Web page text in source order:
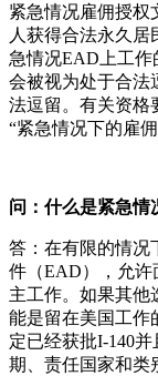
紧急情况雇佣授权
人获得合法永久
急情况EAD上工作
会被视为处于合法
法逗留。有关资格
“紧急情况下的雇佣
问：什么是紧急情
答：在有限的情况
件（EAD），允许
主工作。如果其他
能是留在美国工作
定已经获批I-140
期、责任国家和类